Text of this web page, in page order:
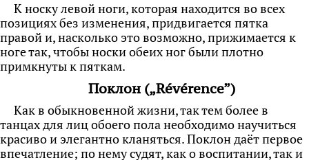
К носку левой ноги, которая находится во всех
позициях без изменения, придвигается пятка
правой и, насколько это возможно, прижимается к
ноге так, чтобы носки обеих ног были плотно
примкнуты к пяткам.
Поклон („Révérence”)
Как в обыкновенной жизни, так тем более в
танцах для лиц обоего пола необходимо научиться
красиво и элегантно кланяться. Поклон даёт первое
впечатление; по нему судят, как о воспитании, так и